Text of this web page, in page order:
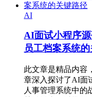
AI
AI面试小程序
员工档案系统
此文章是精品内容
章深入探讨了AI面
人事管理系统中的